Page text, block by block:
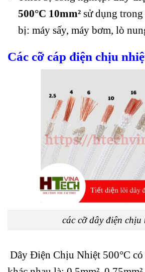
500°C 10mm² sử dụng
bị: máy sấy, máy bơm, lò
Các cỡ cáp điện chịu
các cỡ dây điện chịu
Dây Điện Chịu Nhiệt 500°C có